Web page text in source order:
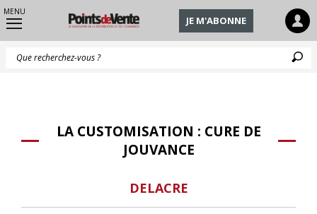
MENU
JE M'ABONNE
LA CUSTOMISATION : CURE DE
JOUVANCE
DELACRE